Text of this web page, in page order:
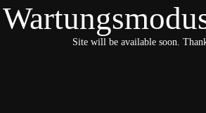
Site will be available soon.